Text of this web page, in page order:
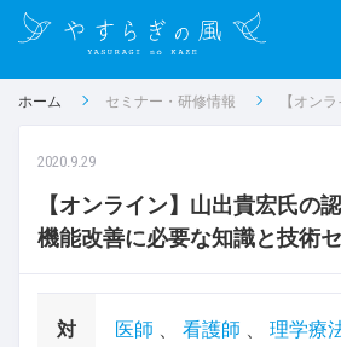
ホーム セミナー・研修情報 【オン
2020.9.29
【オンライン】山出貴宏氏の
機能改善に必要な知識と技術
対
医師 看護師 理学療